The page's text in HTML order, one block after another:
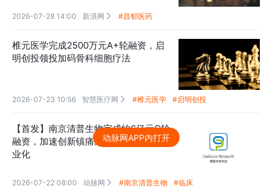
2026-07-28 14:00 新浪网  #昌郁医药
椎元医学完成2500万元A+轮融资，启
明创投领投加码骨科细胞疗法
2026-07-23 10:56 智慧医疗网  #椎元医学 #启明创投
【首发】南京清普生物完成约6亿元C轮
融资，加速创新镇痛药物临床转化与商
业化
2026-07-22 08:00 动脉网  #南京清普生物 #临床
动脉网APP内打开